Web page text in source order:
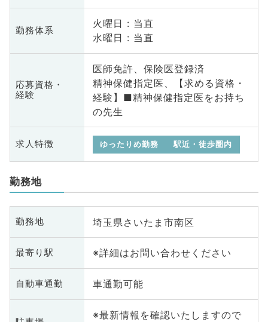
勤務体系
火曜日 : 当直
水曜日 : 当直
応募資格・
経験
医師免許、保険医登録済
精神保健指定医、【求める資格・
経験】■精神保健指定医をお持ち
の先生
求人特徴 ゆったりめ勤務 駅近・徒歩圏内
勤務地
勤務地 埼玉県さいたま市南区
最寄り駅 ※詳細はお問い合わせください
自動車通勤 車通勤可能
※最新情報を確認いたしますので